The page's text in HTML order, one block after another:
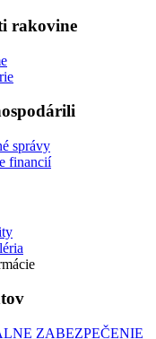
rakovine
správy
financií
ZABEZPEČENIE